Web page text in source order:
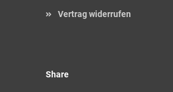
Vertrag widerrufen
Share